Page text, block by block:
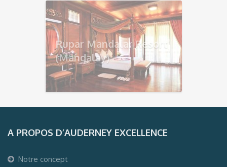
Rupar Mandalar Resort
(Mandalay)
A PROPOS D’AUDERNEY EXCELLENCE
Notre concept